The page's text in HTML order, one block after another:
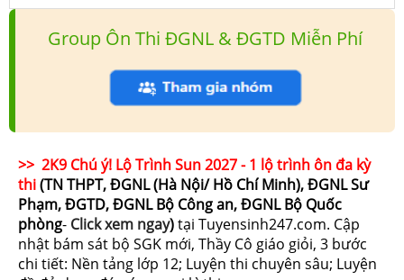
Group Ôn Thi ĐGNL & ĐGTD Miễn Phí
>> 2K9 Chú ý! Lộ Trình Sun 2027 - 1 lộ trình ôn đa kỳ
thi(TN THPT, ĐGNL (Hà Nội/ Hồ Chí Minh), ĐGNL Sư
Phạm, ĐGTD, ĐGNL Bộ Công an, ĐGNL Bộ Quốc
phòng- Click xem ngay)tại Tuyensinh247.com. Cập
nhật bám sát bộ SGK mới, Thầy Cô giáo giỏi, 3 bước
chi tiết: Nền tảng lớp 12; Luyện thi chuyên sâu; Luyện